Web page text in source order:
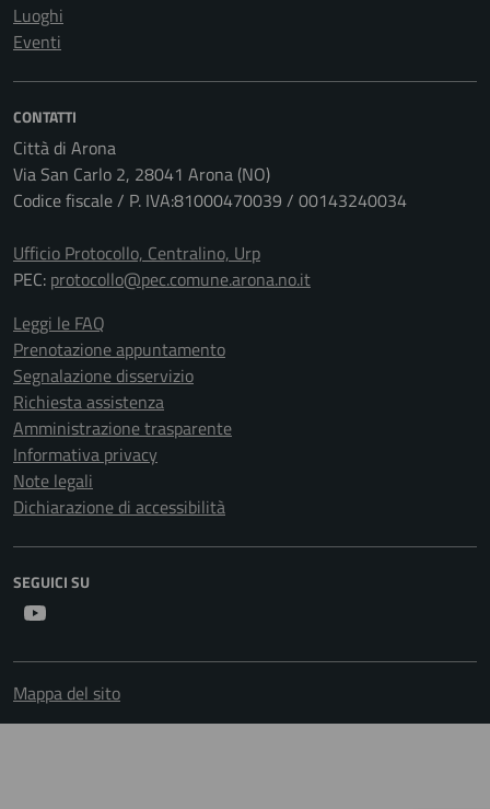
Luoghi
Eventi
CONTATTI
Città di Arona
Via San Carlo 2, 28041 Arona (NO)
Codice fiscale / P. IVA:81000470039 / 00143240034
Ufficio Protocollo, Centralino, Urp
PEC: protocollo@pec.comune.arona.no.it
Leggi le FAQ
Prenotazione appuntamento
Segnalazione disservizio
Richiesta assistenza
Amministrazione trasparente
Informativa privacy
Note legali
Dichiarazione di accessibilità
SEGUICI SU
Mappa del sito